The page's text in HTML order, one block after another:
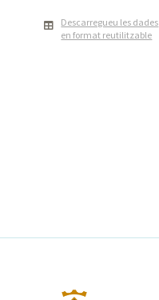
Descarregueu les dades
en format reutilitzable